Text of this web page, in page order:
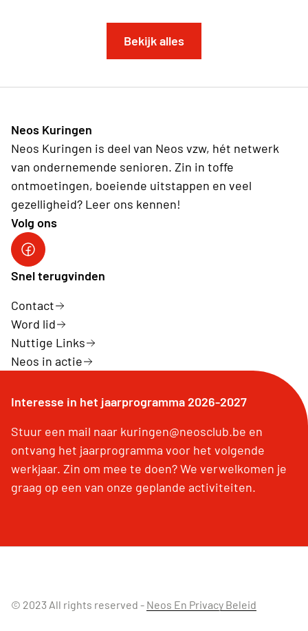
Bekijk alles
Neos Kuringen
Neos Kuringen is deel van Neos vzw, hét netwerk
van ondernemende senioren. Zin in toffe
ontmoetingen, boeiende uitstappen en veel
gezelligheid? Leer ons kennen!
Volg ons
Facebook
Snel terugvinden
Contact
Word lid
Nuttige Links
Neos in actie
Interesse in het jaarprogramma 2026-2027
Stuur een mail naar kuringen@neosclub.be en
ontvang het jaarprogramma voor het volgende
werkjaar. Zin om mee te doen? We verwelkomen je
graag op een van onze geplande activiteiten.
© 2023 All rights reserved - Neos En Privacy Beleid